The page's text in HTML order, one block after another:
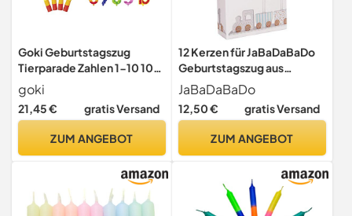
Goki Geburtstagszug
Tierparade Zahlen 1-10 10
Kerzen bunt - Die LuLuGoS
goki
21,45 € gratis Versand
ZUM ANGEBOT
12 Kerzen für JaBaDaBaDo
Geburtstagszug aus
Schweden
JaBaDaBaDo
12,50 € gratis Versand
ZUM ANGEBOT